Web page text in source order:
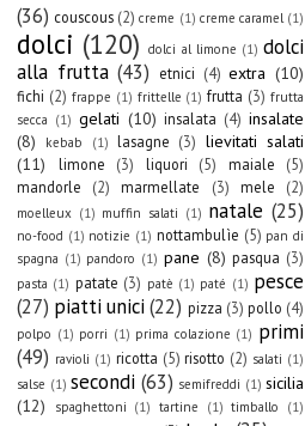
(36) couscous (2) creme (1) creme caramel (1)
dolci (120) dolci al limone (1) dolci
alla frutta (43) etnici (4) extra (10)
fichi (2) frappe (1) frittelle (1) frutta (3) frutta
secca (1) gelati (10) insalata (4) insalate
(8)
kebab (1) lasagne (3) lievitati salati
(11)
limone (3) liquori (5) maiale
(5)
mandorle
(2) marmellate (3) mele (2)
moelleux (1) muffin salati (1) natale (25)
no-food (1) notizie (1) nottambulìe (5) pan di
spagna (1) pandoro (1) pane (8) pasqua (3)
pasta (1) patate (3) patè (1) paté (1) pesce
(27) piatti unici (22) pizza (3) pollo (4)
polpo (1) porri (1) prima colazione (1) primi
(49) ravioli (1) ricotta (5) risotto (2) salati (1)
salse (1) secondi (63) semifreddi (1) sicilia
(12)
spaghettoni (1) tartine (1) timballo
(1)